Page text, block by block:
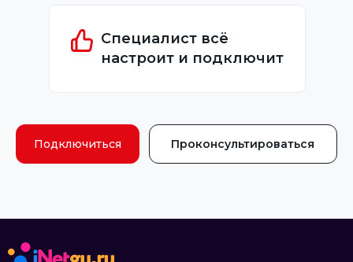
Специалист всё
настроит и подключит
Подключиться Проконсультироваться